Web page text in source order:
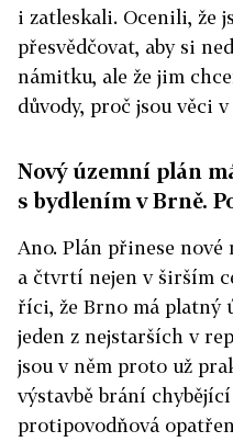
i zatleskali. Ocenili, že
přesvědčovat, aby si
námitku, ale že jim
důvody, proč jsou věci
Nový územní plán
s bydlením v Brně.
Ano. Plán přinese
a čtvrtí nejen v širším
říci, že Brno má platný
jeden z nejstarších v
jsou v něm proto už
výstavbě brání
protipovodňová